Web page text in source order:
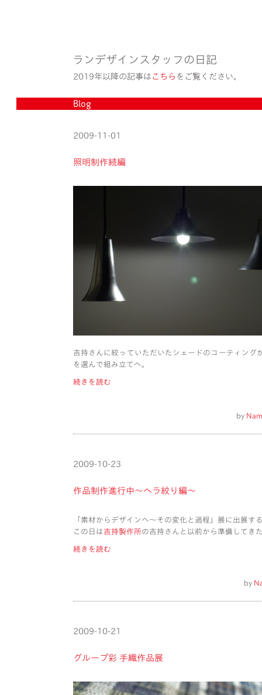
ランデザインスタッフの日記
2019年以降の記事は こちら をご覧ください。
Blog
2009-11-01
照明制作続編
吉持さんに絞っていただいたシェードのコーティング
を選んで組み立てへ。
続きを読む
by
2009-10-23
作品制作進行中〜ヘラ絞り編〜
「素材からデザインへ〜その変化と過程」展に出展す
この日は吉持製作所の吉持さんと以前から準備してき
続きを読む
by
2009-10-21
グループ彩 手織作品展